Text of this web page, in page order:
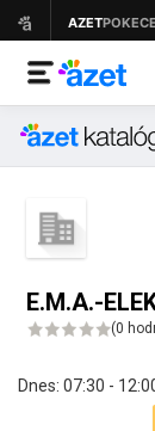
E.M.A.-
(0
Dnes: 07:30 -